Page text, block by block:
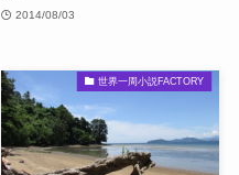
2014/08/03
世界一周小説FACTORY